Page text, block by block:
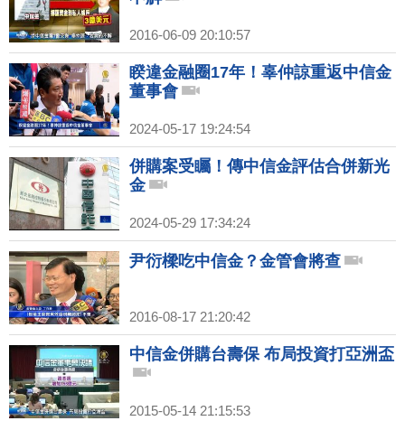
2016-06-09 20:10:57
睽違金融圈17年！辜仲諒重返中信金
董事會
2024-05-17 19:24:54
併購案受矚！傳中信金評估合併新光
金
2024-05-29 17:34:24
尹衍樑吃中信金？金管會將查
2016-08-17 21:20:42
中信金併購台壽保 布局投資打亞洲盃
2015-05-14 21:15:53